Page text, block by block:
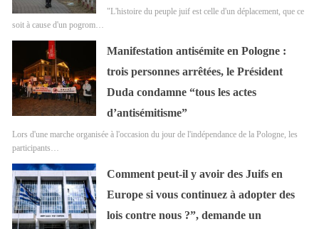
"L'histoire du peuple juif est celle d'un déplacement, que ce
soit à cause d'un pogrom…
Manifestation antisémite en Pologne :
trois personnes arrêtées, le Président
Duda condamne “tous les actes
d’antisémitisme”
Lors d'une marche organisée à l'occasion du jour de l'indépendance de la Pologne, les
participants…
Comment peut-il y avoir des Juifs en
Europe si vous continuez à adopter des
lois contre nous ?”, demande un